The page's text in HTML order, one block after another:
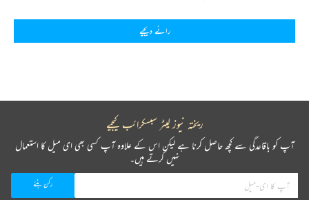
رائے دیجیے
ریختہ نیوز لیٹر سبسکرائب کیجیے
آپ کو باقاعدگی سے کچھ حاصل کرنا ہے لیکن اس کے علاوہ آپ کسی بھی ای میل کا استعمال
نہیں کرتے ہیں۔